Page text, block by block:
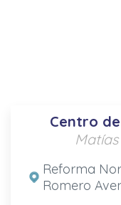
Centro
Reforma
Romero